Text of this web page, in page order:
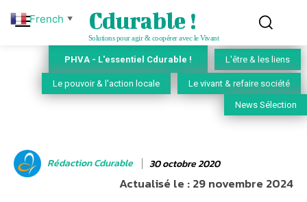
Cdurable !
Solutions pour agir & coopérer avec le Vivant
PHVA - L'essentiel Cdurable ! L'être & les liens
Le pouvoir & l'action locale Le vivant & refaire société
News Sélection
Rédaction Cdurable 30 octobre 2020
Actualisé le :29 novembre 2024
French ▼